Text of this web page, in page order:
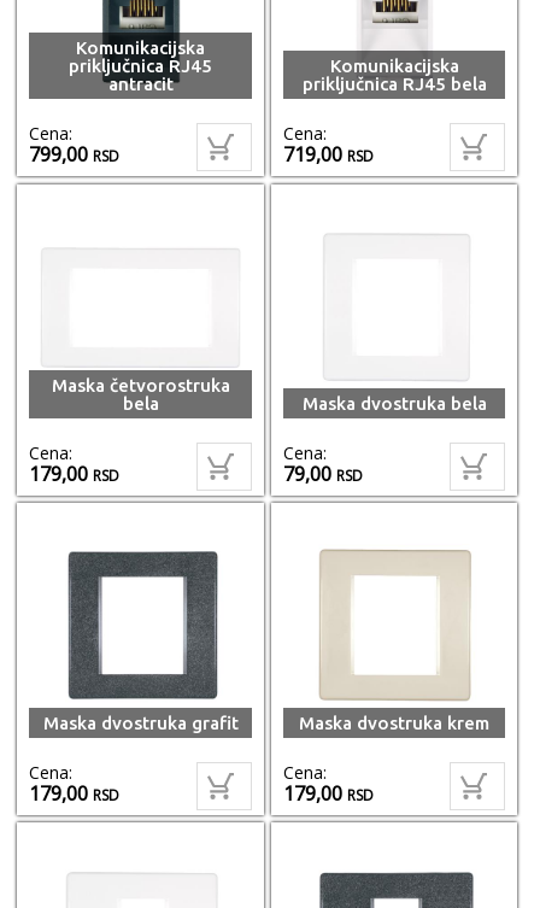
Komunikacijska
priključnica RJ45
antracit
Cena:
799,00RSD
Komunikacijska
priključnica RJ45 bela
Cena:
719,00RSD
Maska četvorostruka
bela
Cena:
179,00RSD
Maska dvostruka bela
Cena:
79,00RSD
Maska dvostruka grafit
Cena:
179,00RSD
Maska dvostruka krem
Cena:
179,00RSD